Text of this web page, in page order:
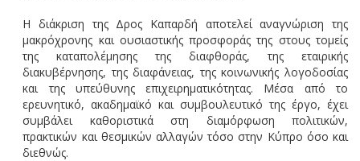
Η διάκριση της Δρος Καπαρδή αποτελεί αναγνώριση της
μακρόχρονης και ουσιαστικής προσφοράς της στους τομείς
της καταπολέμησης της διαφθοράς, της εταιρικής
διακυβέρνησης, της διαφάνειας, της κοινωνικής λογοδοσίας
και της υπεύθυνης επιχειρηματικότητας. Μέσα από το
ερευνητικό, ακαδημαϊκό και συμβουλευτικό της έργο, έχει
συμβάλει καθοριστικά στη διαμόρφωση πολιτικών,
πρακτικών και θεσμικών αλλαγών τόσο στην Κύπρο όσο και
διεθνώς.